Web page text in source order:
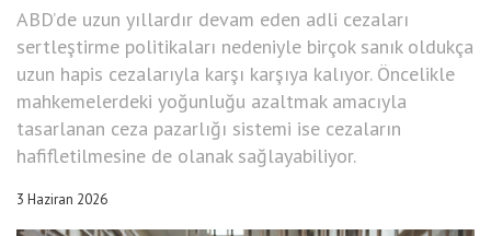
ABD’de uzun yıllardır devam eden adli cezaları
sertleştirme politikaları nedeniyle birçok sanık oldukça
uzun hapis cezalarıyla karşı karşıya kalıyor. Öncelikle
mahkemelerdeki yoğunluğu azaltmak amacıyla
tasarlanan ceza pazarlığı sistemi ise cezaların
hafifletilmesine de olanak sağlayabiliyor.
3 Haziran 2026